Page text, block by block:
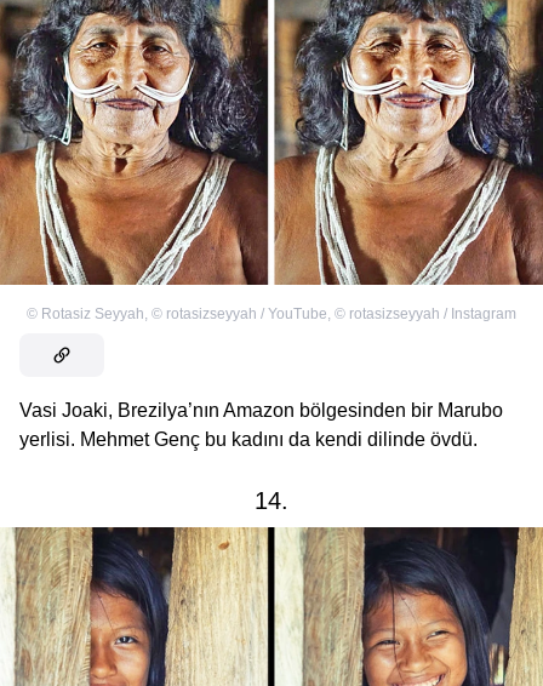
© Rotasiz Seyyah, © rotasizseyyah / YouTube, © rotasizseyyah / Instagram
Vasi Joaki, Brezilya’nın Amazon bölgesinden bir Marubo
yerlisi. Mehmet Genç bu kadını da kendi dilinde övdü.
14.